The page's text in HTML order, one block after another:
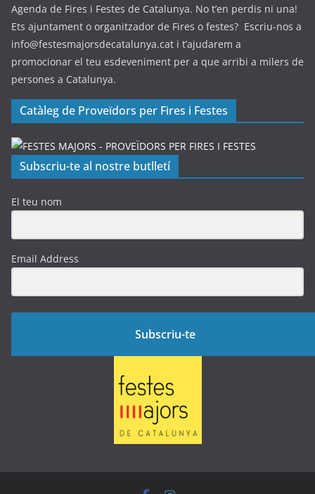
Agenda de Fires i Festes de Catalunya. No t’en perdis ni una!
Ets ajuntament o organitzador de Fires o festes? Escriu-nos a
info@festesmajorsdecatalunya.cat i t’ajudarem a
promocionar el teu esdeveniment per a que arribi a milers de
persones a Catalunya.
Catàleg de Proveïdors per Fires i Festes
Subscriu-te al nostre butlletí
El teu nom
Email Address
Subscriu-te